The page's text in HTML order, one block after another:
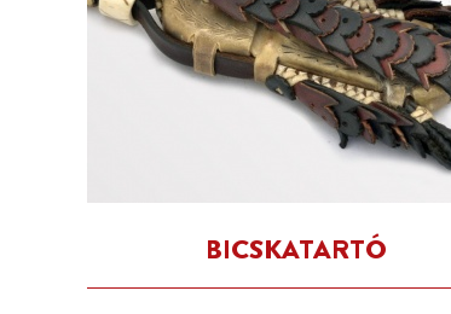
BICSKATARTÓ